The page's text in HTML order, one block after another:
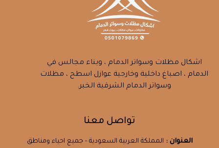
اشكال مظلات وسواتر الدمام ، وبناء مجالس في
الدمام ، اصباغ داخلية وخارجية عوازل اسطح ، مظلات
وسواتر الدمام الشرقية الخبر.
تواصل معنا
العنوان : المملكة العربية السعودية - جميع احياء ومناطق